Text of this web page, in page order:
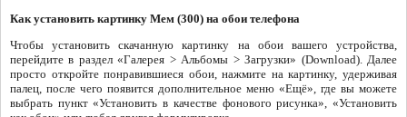
Как установить картинку Мем (300) на обои телефона
Чтобы установить скачанную картинку на обои вашего устройства,
перейдите в раздел «Галерея > Альбомы > Загрузки» (Download). Далее
просто откройте понравившиеся обои, нажмите на картинку, удерживая
палец, после чего появится дополнительное меню «Ещё», где вы можете
выбрать пункт «Установить в качестве фонового рисунка», «Установить